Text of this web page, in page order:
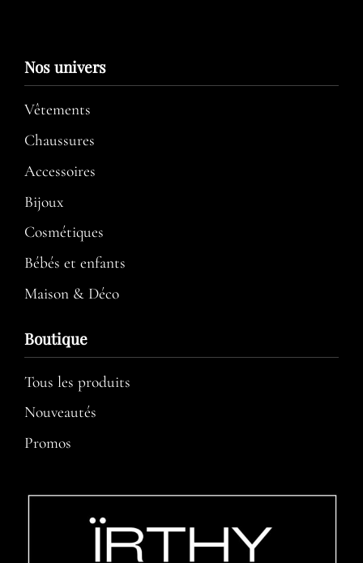
Nos univers
Vêtements
Chaussures
Accessoires
Bijoux
Cosmétiques
Bébés et enfants
Maison & Déco
Boutique
Tous les produits
Nouveautés
Promos